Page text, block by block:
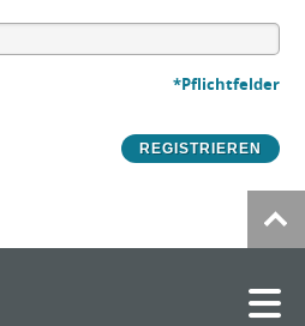
*Pflichtfelder